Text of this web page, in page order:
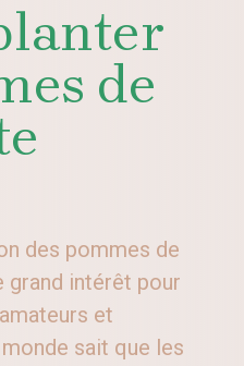
de
des pommes de
grand intérêt pour
et
sait que les